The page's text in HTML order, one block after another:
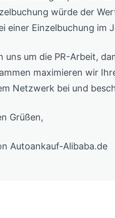
würde der
einer Einzelbuchung im
uns um die PR-Arbeit,
maximieren wir
Netzwerk bei und
Grüßen,
Autoankauf-Alibaba.de